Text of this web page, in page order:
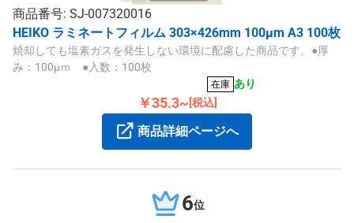
商品番号: SJ-007320016
HEIKO ラミネートフィルム 303×426mm 100μm A3 100枚
焼却しても塩素ガスを発生しない環境に配慮した商品です。●厚
み：100μｍ ●入数：100枚
在庫 あり
￥35.3~ [税込]
商品詳細ページへ
6位